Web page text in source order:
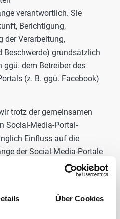
Über Cookies
verantwortlich. Sie
Berichtigung,
der Verarbeitung,
Beschwerde) grundsätzlich
dem Betreiber des
(z. B. ggü. Facebook)
trotz der gemeinsamen
Social-Media-Portal-
Einfluss auf die
der Social-Media-Portale
richten sich maßgeblich
des jeweiligen